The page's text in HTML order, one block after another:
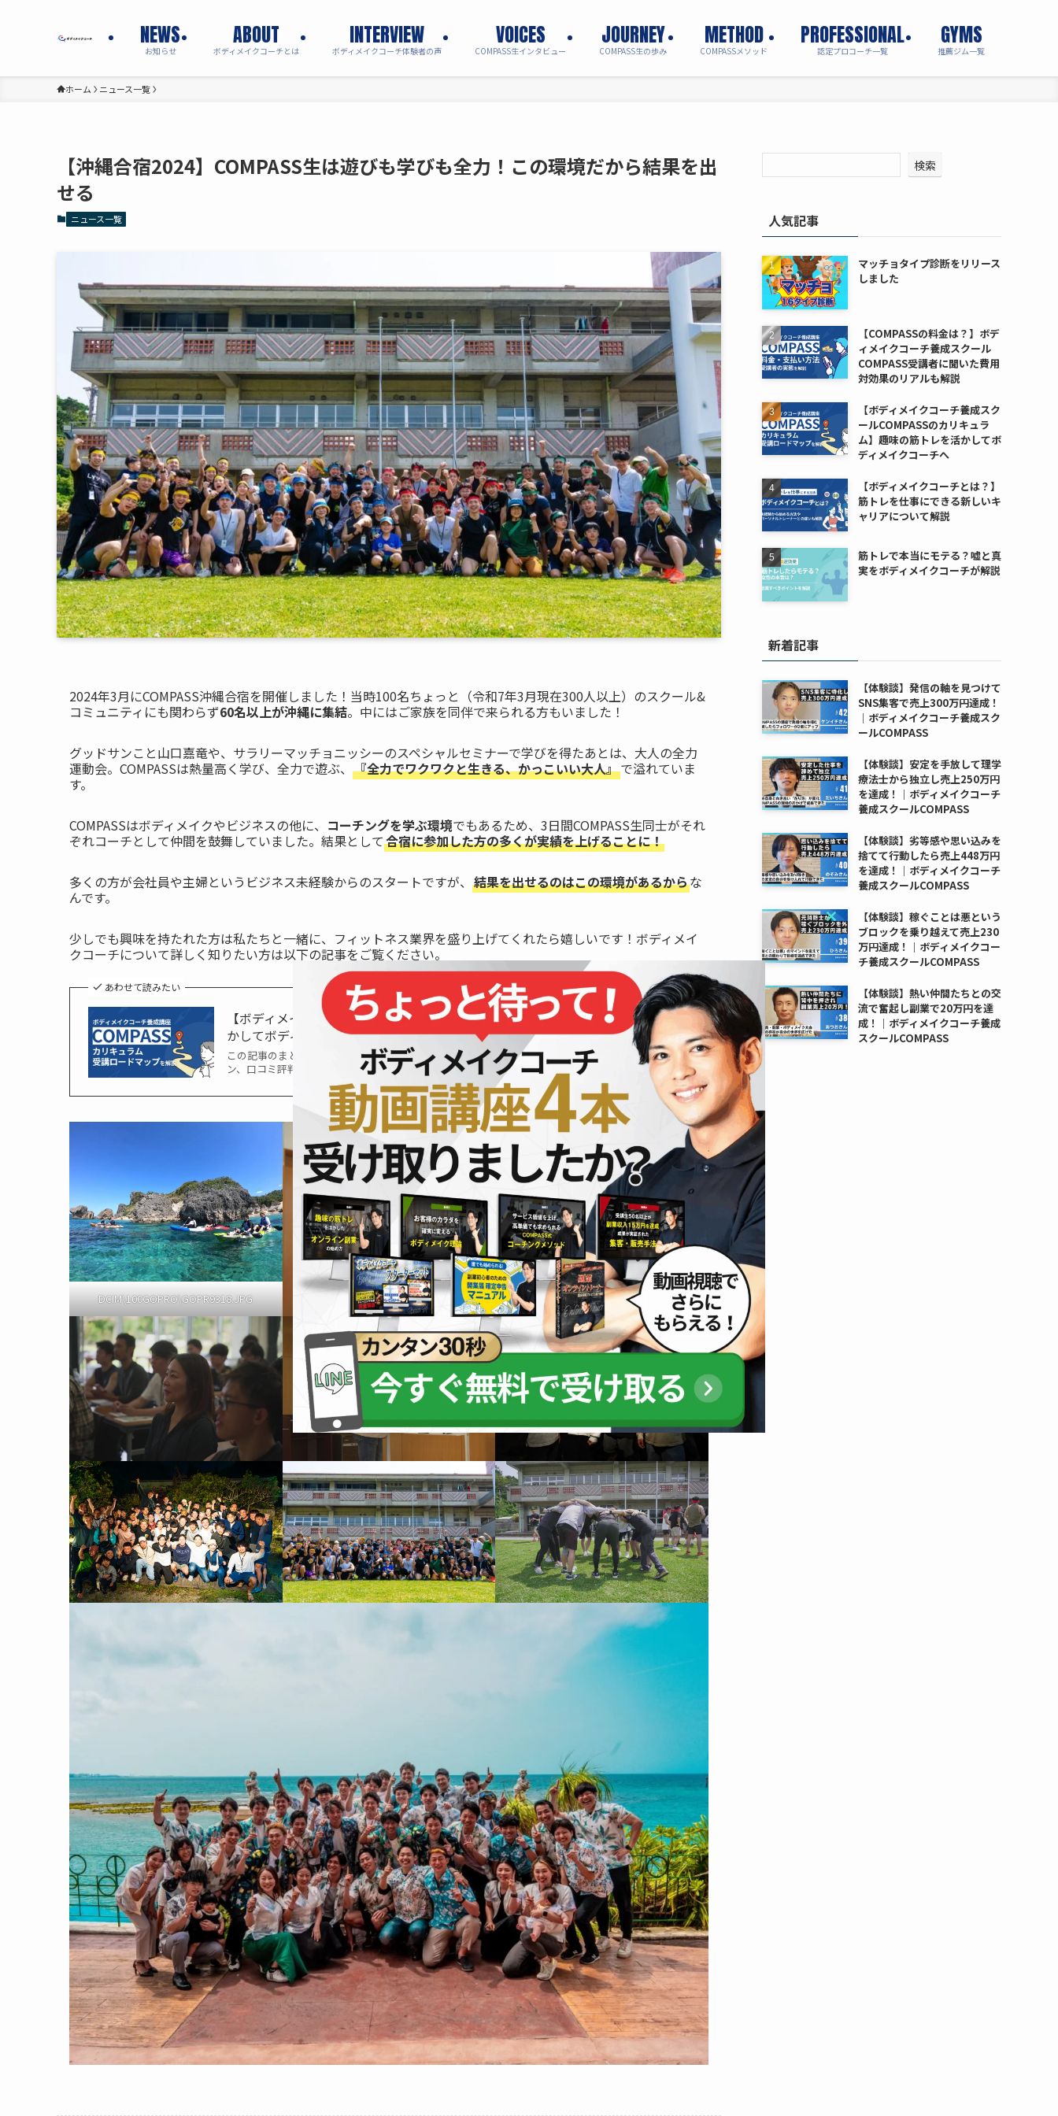
NEWS
お知らせ
ABOUT
ボディメイクコーチとは
INTERVIEW
ボディメイクコーチ体験者の声
VOICES
COMPASS生インタビュー
JOURNEY
COMPASS生の歩み
METHOD
COMPASSメソッド
PROFESSIONAL
認定プロコーチ一覧
GYMS
推薦ジム一覧
ホーム ニュース一覧
【沖縄合宿2024】COMPASS生は遊びも学びも全力！この環境だから結果を出
せる
ニュース一覧
2024年3月にCOMPASS沖縄合宿を開催しました！当時100名ちょっと（令和7年3月現在300人以上）のスクール&
コミュニティにも関わらず60名以上が沖縄に集結。中にはご家族を同伴で来られる方もいました！
グッドサンこと山口嘉竜や、サラリーマッチョニッシーのスペシャルセミナーで学びを得たあとは、大人の全力
運動会。COMPASSは熱量高く学び、全力で遊ぶ、 『全力でワクワクと生きる、かっこいい大人』で溢れていま
す。
COMPASSはボディメイクやビジネスの他に、 コーチングを学ぶ環境でもあるため、3日間COMPASS生同士がそれ
ぞれコーチとして仲間を鼓舞していました。結果として合宿に参加した方の多くが実績を上げることに！
多くの方が会社員や主婦というビジネス未経験からのスタートですが、 結果を出せるのはこの環境があるからな
んです。
少しでも興味を持たれた方は私たちと一緒に、フィットネス業界を盛り上げてくれたら嬉しいです！ボディメイ
クコーチについて詳しく知りたい方は以下の記事をご覧ください。
あわせて読みたい
【ボディメイクコーチ養成スクールCOMPASSのカリキュラム】趣味の筋トレを活
かしてボディメイクコーチへ
この記事のまとめ この記事では、ボディメイク養成スクールCOMPASSのカリキュラムや料金プラ
ン、口コミ評判などサービスの概要を徹底解説しています。 「趣味の筋トレを…
DCIM\100GOPRO\GOPR9318.JPG
検索
人気記事
マッチョタイプ診断をリリース
しました
【COMPASSの料金は？】ボデ
ィメイクコーチ養成スクール
COMPASS受講者に聞いた費用
対効果のリアルも解説
【ボディメイクコーチ養成スク
ールCOMPASSのカリキュラ
ム】趣味の筋トレを活かしてボ
ディメイクコーチへ
【ボディメイクコーチとは？】
筋トレを仕事にできる新しいキ
ャリアについて解説
筋トレで本当にモテる？嘘と真
実をボディメイクコーチが解説
新着記事
【体験談】発信の軸を見つけて
SNS集客で売上300万円達成！
｜ボディメイクコーチ養成スク
ールCOMPASS
【体験談】安定を手放して理学
療法士から独立し売上250万円
を達成！｜ボディメイクコーチ
養成スクールCOMPASS
【体験談】劣等感や思い込みを
捨てて行動したら売上448万円
を達成！｜ボディメイクコーチ
養成スクールCOMPASS
【体験談】稼ぐことは悪という
ブロックを乗り越えて売上230
万円達成！｜ボディメイクコー
チ養成スクールCOMPASS
【体験談】熱い仲間たちとの交
流で奮起し副業で20万円を達
成！｜ボディメイクコーチ養成
スクールCOMPASS
Close
this
module